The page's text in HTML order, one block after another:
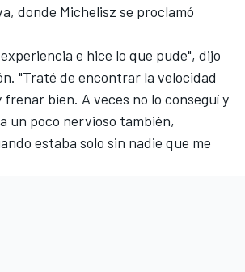
donde Michelisz se proclamó
e hice lo que pude", dijo
"Traté de encontrar la velocidad
bien. A veces no lo conseguí y
un poco nervioso también,
estaba solo sin nadie que me